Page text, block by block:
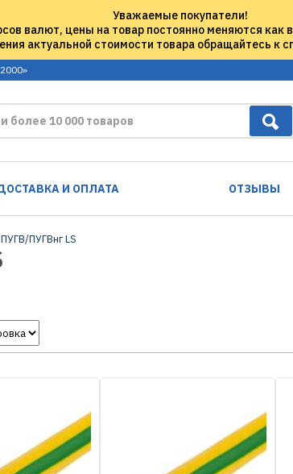
Уважаемые покупатели!
валют, цены на товар постоянно меняются
актуальной стоимости товара обращайтесь к
И ОПЛАТА ОТЗЫВЫ
ПУГВнг LS